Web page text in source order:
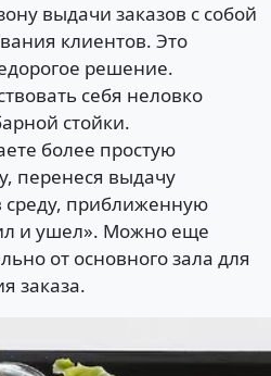
выдачи заказов с собой
клиентов. Это
решение.
себя неловко
стойки.
более простую
перенеся выдачу
среду, приближенную
и ушел». Можно еще
от основного зала для
заказа.